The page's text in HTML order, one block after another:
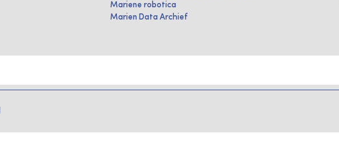
Mariene robotica
Marien Data Archief